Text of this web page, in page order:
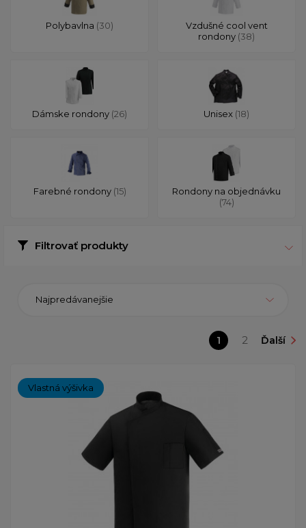
Polybavlna (30)
Vzdušné cool vent
rondony (38)
Dámske rondony (26) Unisex (18)
Farebné rondony (15)
Rondony na objednávku
(74)
Filtrovať produkty
Najpredávanejšie
1 2 Ďalší
Vlastná výšivka